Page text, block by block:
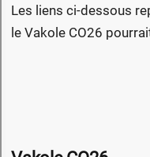
Les liens ci-dessous
le Vakole CO26